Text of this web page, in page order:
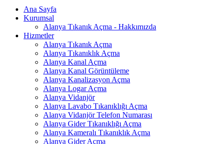
Ana Sayfa
Kurumsal
Alanya Tıkanık Açma - Hakkımızda
Hizmetler
Alanya Tıkanık Açma
Alanya Tıkanıklık Açma
Alanya Kanal Açma
Alanya Kanal Görüntüleme
Alanya Kanalizasyon Açma
Alanya Logar Açma
Alanya Vidanjör
Alanya Lavabo Tıkanıklığı Açma
Alanya Vidanjör Telefon Numarası
Alanya Gider Tıkanıklığı Açma
Alanya Kameralı Tıkanıklık Açma
Alanya Gider Açma